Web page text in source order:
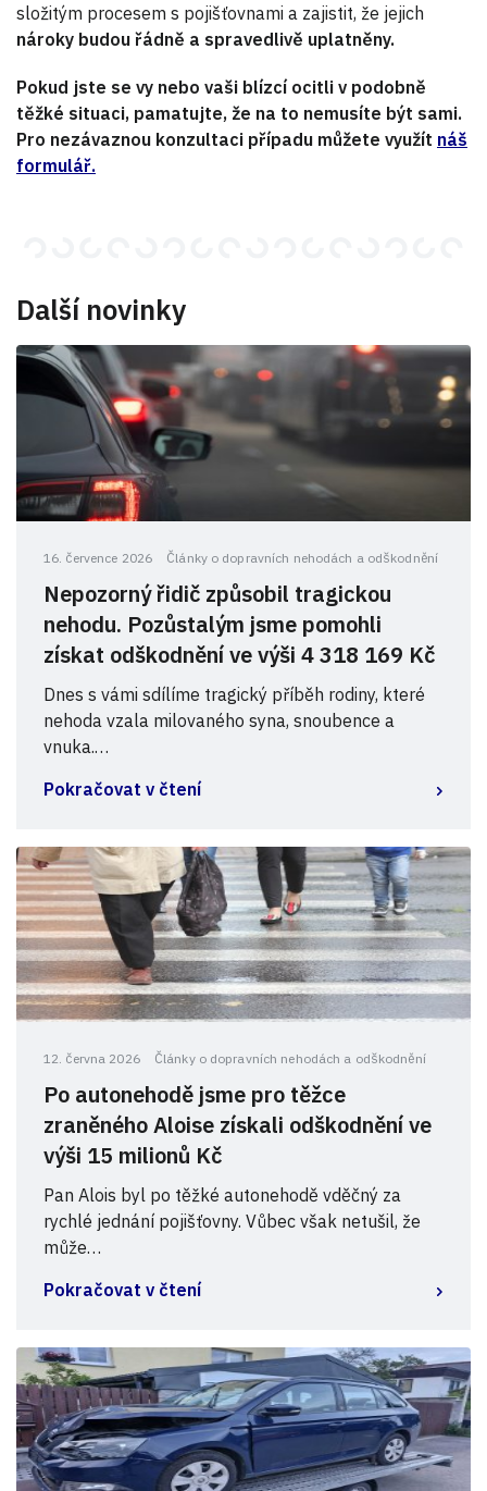
složitým procesem s pojišťovnami a zajistit, že jejich
nároky budou řádně a spravedlivě uplatněny.
Pokud jste se vy nebo vaši blízcí ocitli v podobně
těžké situaci, pamatujte, že na to nemusíte být sami.
Pro nezávaznou konzultaci případu můžete využít náš
formulář.
Další novinky
16. července 2026 Články o dopravních nehodách a odškodnění
Nepozorný řidič způsobil tragickou
nehodu. Pozůstalým jsme pomohli
získat odškodnění ve výši 4 318 169 Kč
Dnes s vámi sdílíme tragický příběh rodiny, které
nehoda vzala milovaného syna, snoubence a
vnuka.…
Pokračovat v čtení
12. června 2026 Články o dopravních nehodách a odškodnění
Po autonehodě jsme pro těžce
zraněného Aloise získali odškodnění ve
výši 15 milionů Kč
Pan Alois byl po těžké autonehodě vděčný za
rychlé jednání pojišťovny. Vůbec však netušil, že
může…
Pokračovat v čtení